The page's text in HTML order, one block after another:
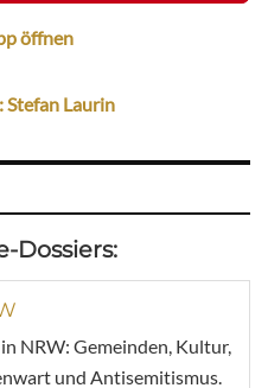
öffnen
Laurin
Dossiers:
NRW: Gemeinden, Kultur,
und Antisemitismus.